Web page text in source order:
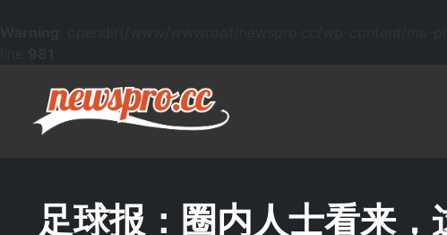
足球报：圈内人士看来，